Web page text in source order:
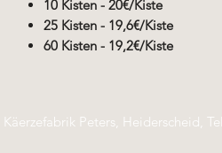
10 Kisten - 20€/Kiste
25 Kisten - 19,6€/Kiste
60 Kisten - 19,2€/Kiste
Käerzefabrik Peters, Heiderscheid, Tel.